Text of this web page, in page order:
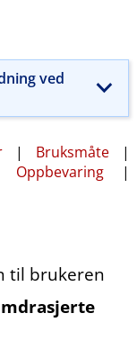
ved
| Bruksmåte |
Oppbevaring |
til brukeren